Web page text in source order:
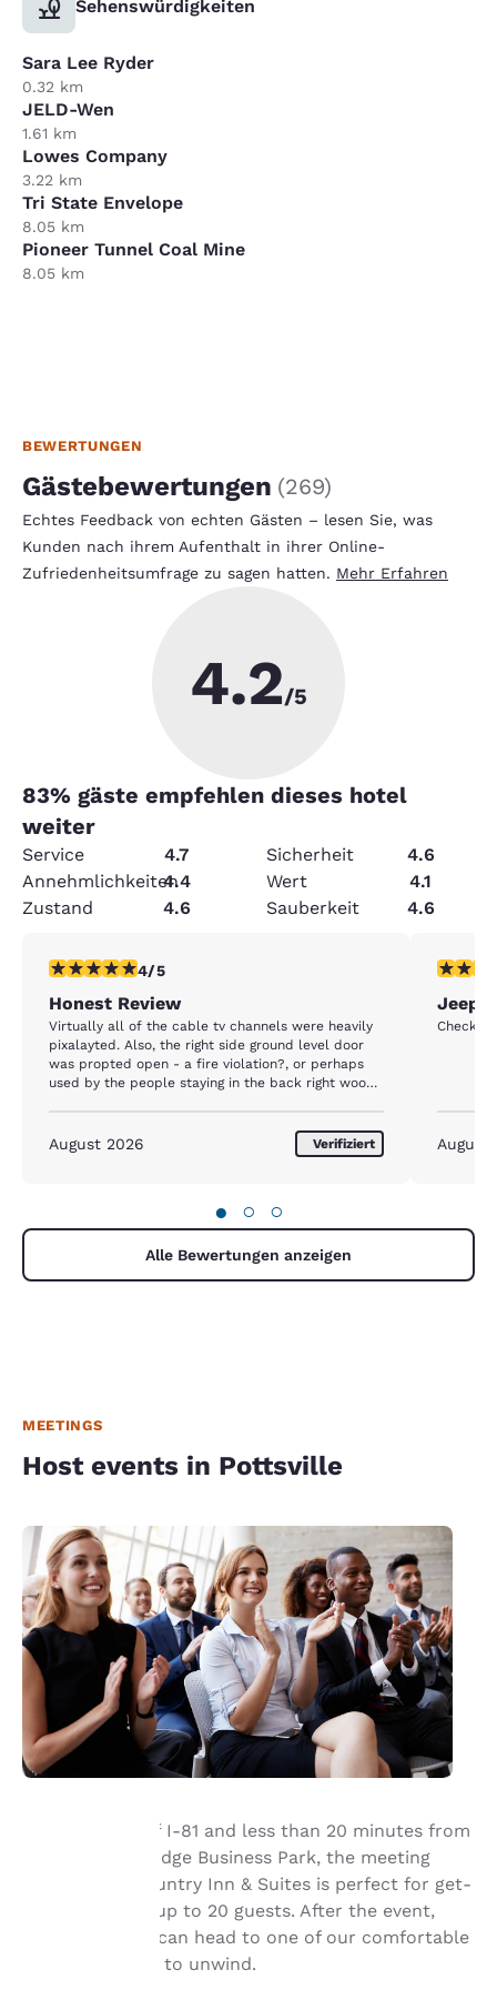
Sehenswürdigkeiten
Sara Lee Ryder
0.32 km
JELD-Wen
1.61 km
Lowes Company
3.22 km
Tri State Envelope
8.05 km
Pioneer Tunnel Coal Mine
8.05 km
BEWERTUNGEN
Gästebewertungen (269)
Echtes Feedback von echten Gästen – lesen Sie, was
Kunden nach ihrem Aufenthalt in ihrer Online-
Zufriedenheitsumfrage zu sagen hatten. Mehr Erfahren
4.2/5
83% gäste empfehlen dieses hotel
weiter
Service 4.7 Sicherheit
4.6
Annehmlichkeiten4.4 Wert
4.1
Zustand
4.6 Sauberkeit 4.6
4-Sterne-Bewertung. Sehr gut. 1 Bewertung
4/5
Honest Review
Virtually all of the cable tv channels were heavily
pixalayted. Also, the right side ground level door
was propted open - a fire violation?, or perhaps
used by the people staying in the back right woods
coals in it early this morning around 9:00 AM.
August 2026 Verifiziert
5-
Jeep
Check
August
● ○ ○
Alle Bewertungen anzeigen
MEETINGS
Host events in Pottsville
Located just off I-81 and less than 20 minutes from
Schuylkill Highridge Business Park, the meeting
room at the Country Inn & Suites is perfect for get-
togethers with up to 20 guests. After the event,
your attendees can head to one of our comfortable
rooms or suites to unwind.